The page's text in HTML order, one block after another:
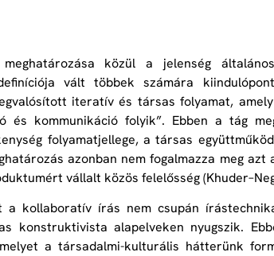
közül a jelenség
vált többek számára
iteratív és társas folyamat,
és kommunikáció folyik”. Ebben a tág
folyamatjellege, a társas
azonban nem fogalmazza meg
vállalt közös felelősség
a kollaboratív írás nem csupán
konstruktivista alapelveken nyugszik.
a társadalmi-kulturális hátterünk